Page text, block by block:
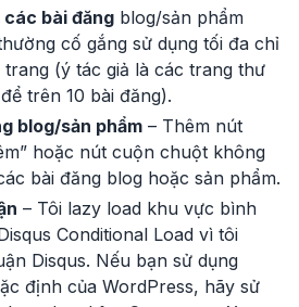
các bài đăng blog/sản phẩm
cố gắng sử dụng tối đa chỉ
trang (ý tác giả là các trang thư
trên 10 bài đăng).
blog/sản phẩm – Thêm nút
hoặc nút cuộn chuột không
bài đăng blog hoặc sản phẩm.
– Tôi lazy load khu vực bình
Conditional Load vì tôi
Disqus. Nếu bạn sử dụng
định của WordPress, hãy sử